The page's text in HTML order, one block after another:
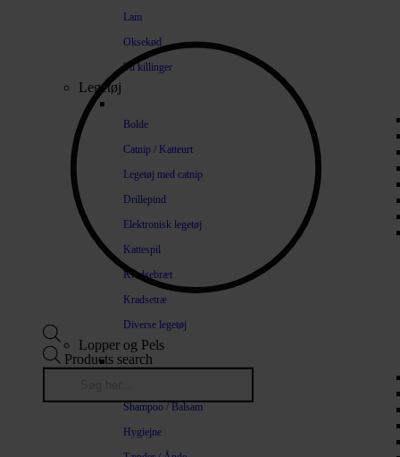
Lam
Oksekød
Til killinger
Legetøj
Bolde
Catnip / Katteurt
Legetøj med catnip
Drillepind
Elektronisk legetøj
Kattespil
Kradsebræt
Kradsetræ
Diverse legetøj
Lopper og Pels
Shampoo / Balsam
Hygiejne
Products search